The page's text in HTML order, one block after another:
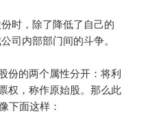
时，除了降低了自己的
司内部部门间的斗争。
份的两个属性分开：将利
权，称作原始股。那么此
下面这样：